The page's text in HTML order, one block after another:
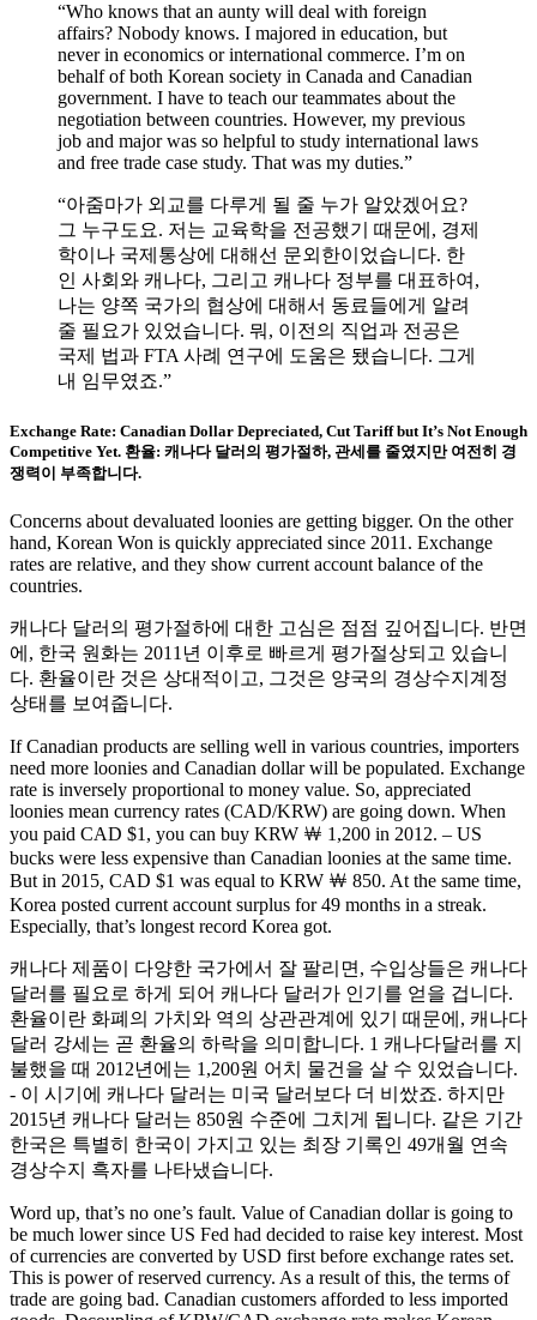
“Who knows that an aunty will deal with foreign
affairs? Nobody knows. I majored in education, but
never in economics or international commerce. I’m on
behalf of both Korean society in Canada and Canadian
government. I have to teach our teammates about the
negotiation between countries. However, my previous
job and major was so helpful to study international laws
and free trade case study. That was my duties.”
“아줌마가 외교를 다루게 될 줄 누가 알았겠어요?
그 누구도요. 저는 교육학을 전공했기 때문에, 경제
학이나 국제통상에 대해선 문외한이었습니다. 한
인 사회와 캐나다, 그리고 캐나다 정부를 대표하여,
나는 양쪽 국가의 협상에 대해서 동료들에게 알려
줄 필요가 있었습니다. 뭐, 이전의 직업과 전공은
국제 법과 FTA 사례 연구에 도움은 됐습니다. 그게
내 임무였죠.”
Exchange Rate: Canadian Dollar Depreciated, Cut Tariff but It’s Not Enough
Competitive Yet. 환율: 캐나다 달러의 평가절하, 관세를 줄였지만 여전히 경
쟁력이 부족합니다.
Concerns about devaluated loonies are getting bigger. On the other
hand, Korean Won is quickly appreciated since 2011. Exchange
rates are relative, and they show current account balance of the
countries.
캐나다 달러의 평가절하에 대한 고심은 점점 깊어집니다. 반면
에, 한국 원화는 2011년 이후로 빠르게 평가절상되고 있습니
다. 환율이란 것은 상대적이고, 그것은 양국의 경상수지계정
상태를 보여줍니다.
If Canadian products are selling well in various countries, importers
need more loonies and Canadian dollar will be populated. Exchange
rate is inversely proportional to money value. So, appreciated
loonies mean currency rates (CAD/KRW) are going down. When
you paid CAD $1, you can buy KRW ￦ 1,200 in 2012. – US
bucks were less expensive than Canadian loonies at the same time.
But in 2015, CAD $1 was equal to KRW ￦ 850. At the same time,
Korea posted current account surplus for 49 months in a streak.
Especially, that’s longest record Korea got.
캐나다 제품이 다양한 국가에서 잘 팔리면, 수입상들은 캐나다
달러를 필요로 하게 되어 캐나다 달러가 인기를 얻을 겁니다.
환율이란 화폐의 가치와 역의 상관관계에 있기 때문에, 캐나다
달러 강세는 곧 환율의 하락을 의미합니다. 1 캐나다달러를 지
불했을 때 2012년에는 1,200원 어치 물건을 살 수 있었습니다.
- 이 시기에 캐나다 달러는 미국 달러보다 더 비쌌죠. 하지만
2015년 캐나다 달러는 850원 수준에 그치게 됩니다. 같은 기간
한국은 특별히 한국이 가지고 있는 최장 기록인 49개월 연속
경상수지 흑자를 나타냈습니다.
Word up, that’s no one’s fault. Value of Canadian dollar is going to
be much lower since US Fed had decided to raise key interest. Most
of currencies are converted by USD first before exchange rates set.
This is power of reserved currency. As a result of this, the terms of
trade are going bad. Canadian customers afforded to less imported